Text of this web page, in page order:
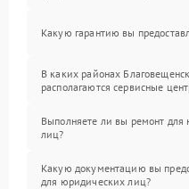
Какую гарантию вы
В каких районах
располагаются сервисные
Выполняете ли вы ремонт для
лиц?
Какую документацию вы
для юридических лиц?